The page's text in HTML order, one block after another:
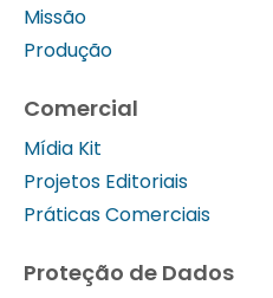
Missão
Produção
Comercial
Mídia Kit
Projetos Editoriais
Práticas Comerciais
Proteção de Dados